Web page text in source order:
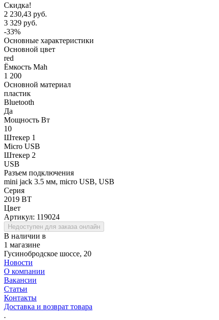
Скидка!
2 230,43 руб.
3 329 руб.
-33%
Основные характеристики
Основной цвет
red
Ёмкость Mah
1 200
Основной материал
пластик
Bluetooth
Да
Мощность Вт
10
Штекер 1
Micro USB
Штекер 2
USB
Разъем подключения
mini jack 3.5 мм, micro USB, USB
Серия
2019 BT
Цвет
Артикул: 119024
Недоступен для заказа онлайн
В наличии в
1 магазине
Гусинобродское шоссе, 20
Новости
О компании
Вакансии
Статьи
Контакты
Доставка и возврат товара
.